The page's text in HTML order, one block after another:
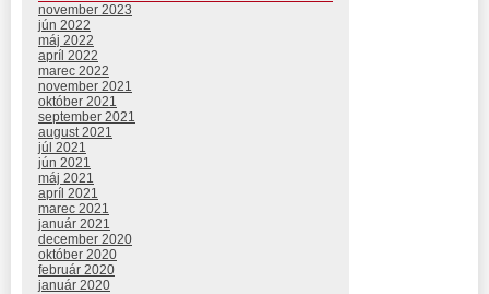
november 2023
jún 2022
máj 2022
apríl 2022
marec 2022
november 2021
október 2021
september 2021
august 2021
júl 2021
jún 2021
máj 2021
apríl 2021
marec 2021
január 2021
december 2020
október 2020
február 2020
január 2020